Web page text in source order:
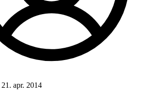
21. apr. 2014